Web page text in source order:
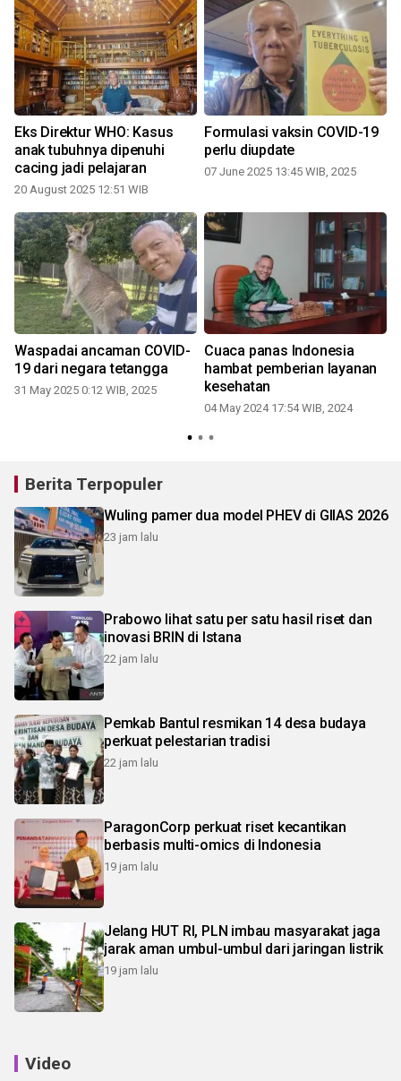
Eks Direktur WHO: Kasus
anak tubuhnya dipenuhi
cacing jadi pelajaran
20 August 2025 12:51 WIB
Formulasi vaksin COVID-19
perlu diupdate
07 June 2025 13:45 WIB, 2025
Waspadai ancaman COVID-
19 dari negara tetangga
31 May 2025 0:12 WIB, 2025
Cuaca panas Indonesia
hambat pemberian layanan
kesehatan
04 May 2024 17:54 WIB, 2024
Berita Terpopuler
Wuling pamer dua model PHEV di GIIAS 2026
23 jam lalu
Prabowo lihat satu per satu hasil riset dan
inovasi BRIN di Istana
22 jam lalu
Pemkab Bantul resmikan 14 desa budaya
perkuat pelestarian tradisi
22 jam lalu
ParagonCorp perkuat riset kecantikan
berbasis multi-omics di Indonesia
19 jam lalu
Jelang HUT RI, PLN imbau masyarakat jaga
jarak aman umbul-umbul dari jaringan listrik
19 jam lalu
Video